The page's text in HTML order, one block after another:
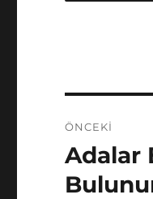
ÖNCEKI
Önceki
yazı:
Adalar